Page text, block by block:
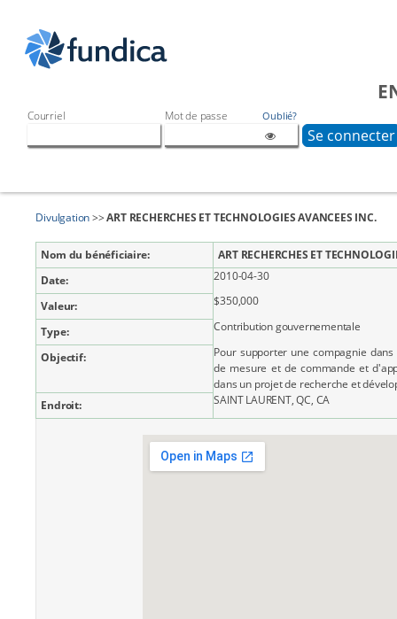
Courriel Mot de passe Oublié?
Divulgation>>ART RECHERCHES ET TECHNOLOGIES AVANCEES INC.
Nom du bénéficiaire:
ART RECHERCHES ET
Date:
2010-04-30
Valeur:
$350,000
Type: Contribution gouvernementale
Objectif:
Pour supporter une compagnie
de mesure et de commande et
dans un projet de recherche et
Endroit:
SAINT LAURENT, QC, CA